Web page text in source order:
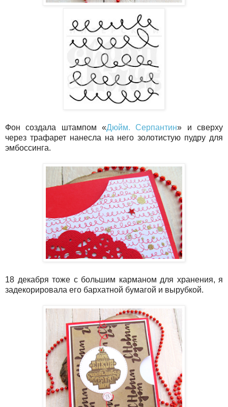
Фон создала штампом «Дюйм. Серпантин» и сверху
через трафарет нанесла на него золотистую пудру для
эмбоссинга.
18 декабря тоже с большим карманом для хранения, я
задекорировала его бархатной бумагой и вырубкой.